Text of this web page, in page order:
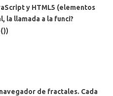
y HTML5 (elementos
la llamada a la funci?
de fractales. Cada